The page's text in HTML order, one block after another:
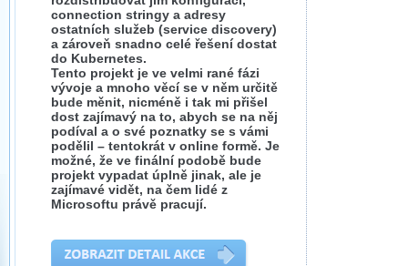
connection stringy a adresy
ostatních služeb (service discovery)
a zároveň snadno celé řešení dostat
do Kubernetes.
Tento projekt je ve velmi rané fázi
vývoje a mnoho věcí se v něm určitě
bude měnit, nicméně i tak mi přišel
dost zajímavý na to, abych se na něj
podíval a o své poznatky se s vámi
podělil – tentokrát v online formě. Je
možné, že ve finální podobě bude
projekt vypadat úplně jinak, ale je
zajímavé vidět, na čem lidé z
Microsoftu právě pracují.